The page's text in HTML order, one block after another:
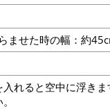
ませた時の幅：約
れると空中に浮き